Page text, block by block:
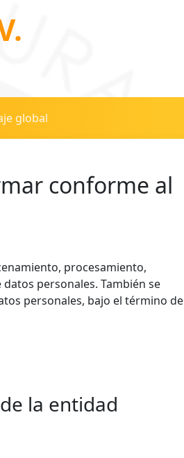
global
conforme al
procesamiento,
personales. También se
personales, bajo el término de
la entidad